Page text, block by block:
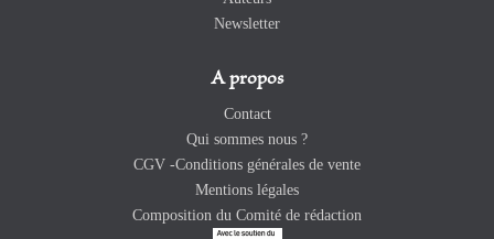
Newsletter
A propos
Contact
Qui sommes nous ?
CGV -Conditions générales de vente
Mentions légales
Composition du Comité de rédaction